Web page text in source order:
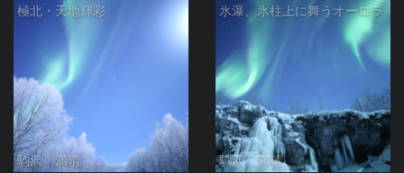
極北・天地輝彩
駒沢 満晴
氷瀑、氷柱上に舞うオーロラ
駒沢 満晴